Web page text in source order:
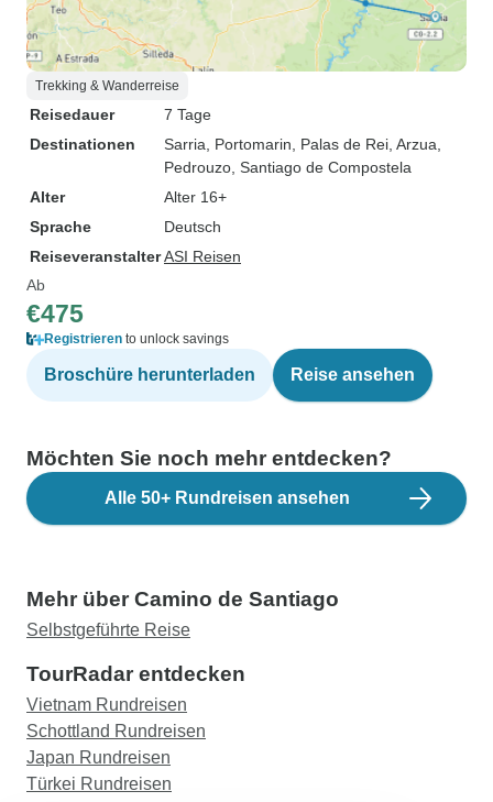
Trekking & Wanderreise
Reisedauer
7 Tage
Destinationen
Sarria , Portomarin , Palas de Rei , Arzua
Pedrouzo , Santiago de Compostela
Alter
Alter 16+
Sprache
Deutsch
ReiseveranstalterASI Reisen
Ab
€475
Registrieren to unlock savings
Broschüre herunterladen Reise ansehen
Möchten Sie noch mehr entdecken?
Alle 50+ Rundreisen ansehen
Mehr über Camino de Santiago
Selbstgeführte Reise
TourRadar entdecken
Vietnam Rundreisen
Schottland Rundreisen
Japan Rundreisen
Türkei Rundreisen